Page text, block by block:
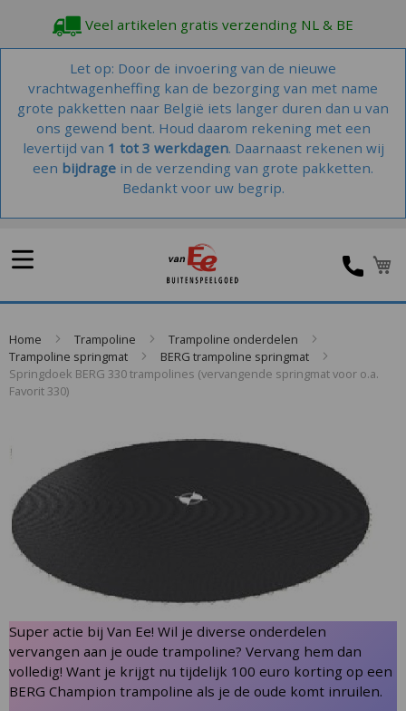
Veel artikelen gratis verzending NL & BE
Let op: Door de invoering van de nieuwe
vrachtwagenheffing kan de bezorging van met name
grote pakketten naar België iets langer duren dan u van
ons gewend bent. Houd daarom rekening met een
levertijd van 1 tot 3 werkdagen. Daarnaast rekenen wij
een bijdrage in de verzending van grote pakketten.
Bedankt voor uw begrip.
Home Trampoline
Trampoline onderdelen
Trampoline springmat
BERG trampoline springmat
Springdoek BERG 330 trampolines (vervangende springmat voor o.a.
Favorit 330)
Super actie bij Van Ee! Wil je diverse onderdelen
vervangen aan je oude trampoline? Vervang hem dan
volledig! Want je krijgt nu tijdelijk 100 euro korting op een
BERG Champion trampoline als je de oude komt inruilen.
to
end
of
images
gallery
Skip
to
the
beginning